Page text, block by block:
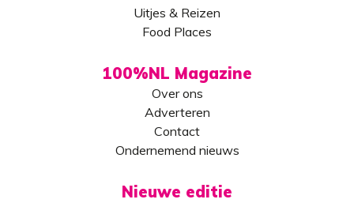
Uitjes & Reizen
Food Places
100%NL Magazine
Over ons
Adverteren
Contact
Ondernemend nieuws
Nieuwe editie